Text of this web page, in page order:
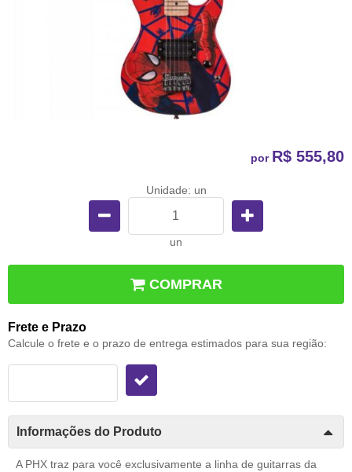
por R$ 555,80
Unidade: un
un
COMPRAR
Frete e Prazo
Calcule o frete e o prazo de entrega estimados para sua região:
Informações do Produto
A PHX traz para você exclusivamente a linha de guitarras da